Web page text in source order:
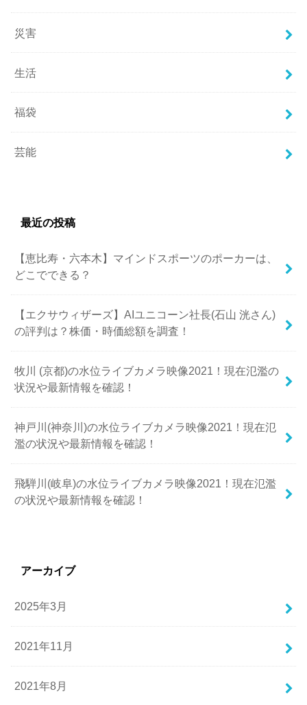
災害
生活
福袋
芸能
最近の投稿
【恵比寿・六本木】マインドスポーツのポーカーは、
どこでできる？
【エクサウィザーズ】AIユニコーン社長(石山 洸さん)
の評判は？株価・時価総額を調査！
牧川 (京都)の水位ライブカメラ映像2021！現在氾濫の
状況や最新情報を確認！
神戸川(神奈川)の水位ライブカメラ映像2021！現在氾
濫の状況や最新情報を確認！
飛騨川(岐阜)の水位ライブカメラ映像2021！現在氾濫
の状況や最新情報を確認！
アーカイブ
2025年3月
2021年11月
2021年8月